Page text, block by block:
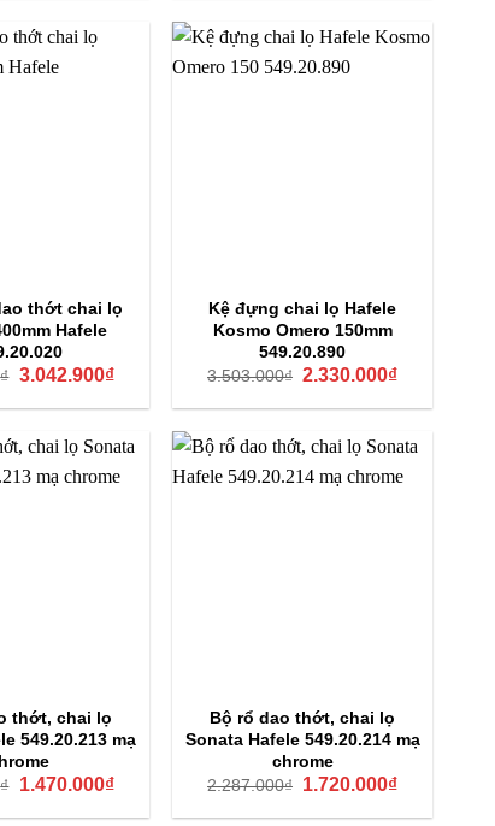
2.270.000₫.
thớt chai lọ
Hafele
₫ Giá
là:
3.042.900₫Giá
tại
3.042.900₫.
Kệ đựng chai lọ Hafele
Kosmo Omero 150mm
549.20.890
3.503.000₫ Giá
là:
2.330.000₫Giá
tại
2.330.000₫.
thớt, chai lọ
549.20.213 mạ
₫ Giá
là:
1.470.000₫Giá
tại
Bộ rổ dao thớt, chai lọ
Sonata Hafele 549.20.214 mạ
chrome
2.287.000₫ Giá
là:
1.720.000₫Giá
tại